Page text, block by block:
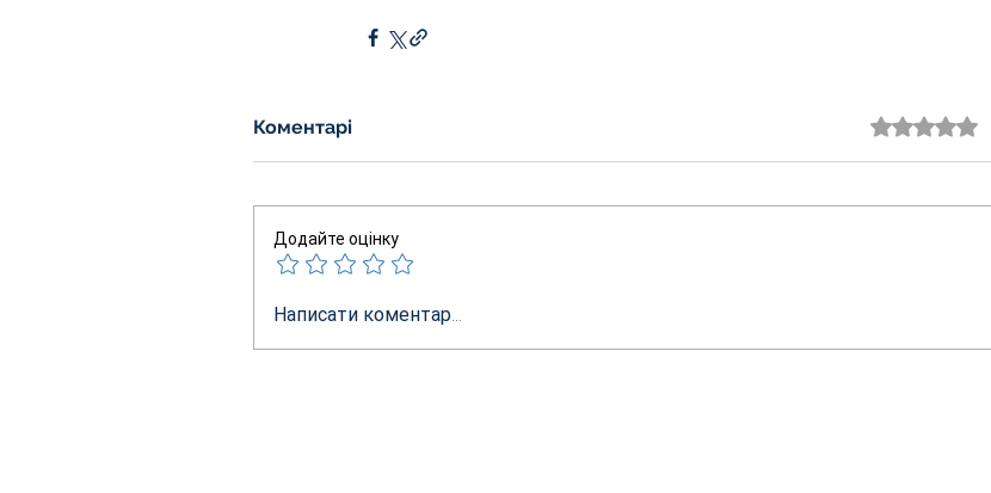
Коментарі Оцінка: 0 з 5
Додайте оцінку
Написати коментар...